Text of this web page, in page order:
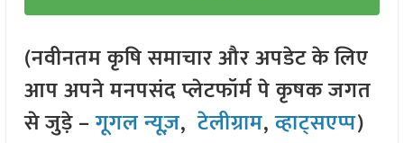
(नवीनतम कृषि समाचार और अपडेट के लिए
आप अपने मनपसंद प्लेटफॉर्म पे कृषक जगत
से जुड़े –गूगल न्यूज़,टेलीग्राम,व्हाट्सएप्प)